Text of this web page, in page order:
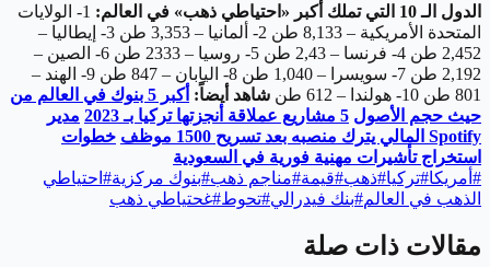
الدول الـ 10 التي تملك أكبر «احتياطي ذهب» في العالم:
1- الولايات
المتحدة الأمريكية – 8,133 طن
2- ألمانيا – 3,353 طن
3- إيطاليا –
2,452 طن
4- فرنسا – 2,43 طن 5- روسيا – 2333 طن
6- الصين –
2,192 طن
7- سويسرا – 1,040 طن 8- اليابان – 847 طن
9- الهند –
801 طن
10- هولندا – 612 طن شاهد أيضاً:
أكبر 5 بنوك في العالم من
حيث حجم الأصول 5 مشاريع عملاقة أنجزتها تركيا بـ 2023
مدير
Spotify المالي يترك منصبه بعد تسريح 1500 موظف
خطوات
استخراج تأشيرات مهنية فورية في السعودية
# أمريكا#تركيا#ذهب#قيمة#مناجم ذهب#بنوك مركزية# احتياطي
الذهب في العالم#بنك فيدرالي#تحوط#غحتياطي ذهب
مقالات ذات صلة